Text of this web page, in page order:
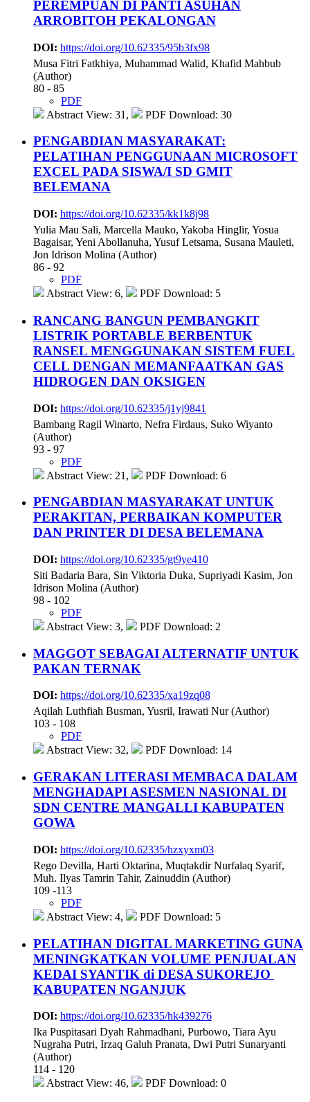
PEREMPUAN DI PANTI ASUHAN
ARROBITOH PEKALONGAN
DOI: https://doi.org/10.62335/95b3fx98
Musa Fitri Fatkhiya, Muhammad Walid, Khafid Mahbub
(Author)
80 - 85
PDF
Abstract View: 31,
PDF Download: 30
PENGABDIAN MASYARAKAT:
PELATIHAN PENGGUNAAN MICROSOFT
EXCEL PADA SISWA/I SD GMIT
BELEMANA
DOI: https://doi.org/10.62335/kk1k8j98
Yulia Mau Sali, Marcella Mauko, Yakoba Hinglir, Yosua
Bagaisar, Yeni Abollanuha, Yusuf Letsama, Susana Mauleti,
Jon Idrison Molina (Author)
86 - 92
PDF
Abstract View: 6,
PDF Download: 5
RANCANG BANGUN PEMBANGKIT
LISTRIK PORTABLE BERBENTUK
RANSEL MENGGUNAKAN SISTEM FUEL
CELL DENGAN MEMANFAATKAN GAS
HIDROGEN DAN OKSIGEN
DOI: https://doi.org/10.62335/j1yj9841
Bambang Ragil Winarto, Nefra Firdaus, Suko Wiyanto
(Author)
93 - 97
PDF
Abstract View: 21,
PDF Download: 6
PENGABDIAN MASYARAKAT UNTUK
PERAKITAN, PERBAIKAN KOMPUTER
DAN PRINTER DI DESA BELEMANA
DOI: https://doi.org/10.62335/gt9ye410
Siti Badaria Bara, Sin Viktoria Duka, Supriyadi Kasim, Jon
Idrison Molina (Author)
98 - 102
PDF
Abstract View: 3,
PDF Download: 2
MAGGOT SEBAGAI ALTERNATIF UNTUK
PAKAN TERNAK
DOI: https://doi.org/10.62335/xa19zq08
Aqilah Luthfiah Busman, Yusril, Irawati Nur (Author)
103 - 108
PDF
Abstract View: 32,
PDF Download: 14
GERAKAN LITERASI MEMBACA DALAM
MENGHADAPI ASESMEN NASIONAL DI
SDN CENTRE MANGALLI KABUPATEN
GOWA
DOI: https://doi.org/10.62335/hzxyxm03
Rego Devilla, Harti Oktarina, Muqtakdir Nurfalaq Syarif,
Muh. Ilyas Tamrin Tahir, Zainuddin (Author)
109 -113
PDF
Abstract View: 4,
PDF Download: 5
PELATIHAN DIGITAL MARKETING GUNA
MENINGKATKAN VOLUME PENJUALAN
KEDAI SYANTIK di DESA SUKOREJO
KABUPATEN NGANJUK
DOI: https://doi.org/10.62335/hk439276
Ika Puspitasari Dyah Rahmadhani, Purbowo, Tiara Ayu
Nugraha Putri, Irzaq Galuh Pranata, Dwi Putri Sunaryanti
(Author)
114 - 120
Abstract View: 46,
PDF Download: 0